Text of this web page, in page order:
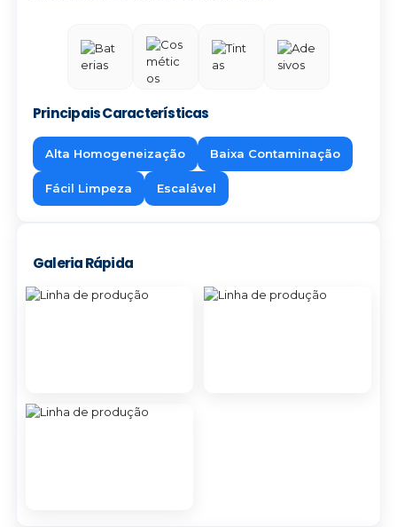
Principais Características
Alta Homogeneização Baixa Contaminação
Fácil Limpeza Escalável
Galeria Rápida